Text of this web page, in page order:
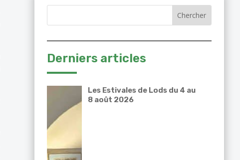
Derniers articles
Les Estivales de Lods du 4 au
8 août 2026